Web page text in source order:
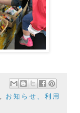
, お知らせ、利用